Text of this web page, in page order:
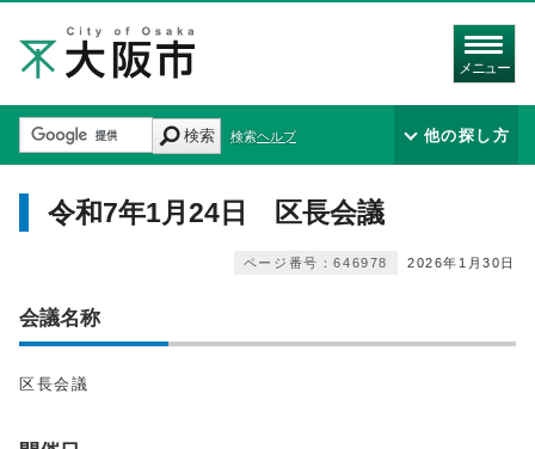
メニュー
検索 検索ヘルプ 他の探し方
令和7年1月24日 区長会議
2026年1月30日
ページ番号：646978
会議名称
区長会議